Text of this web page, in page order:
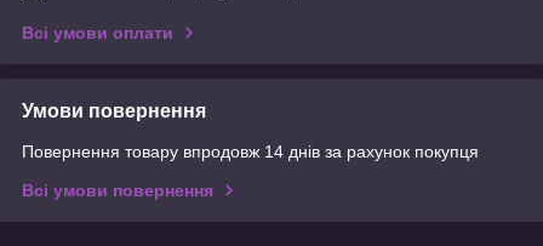
Всі умови оплати
Умови повернення
Повернення товару впродовж 14 днів за рахунок покупця
Всі умови повернення